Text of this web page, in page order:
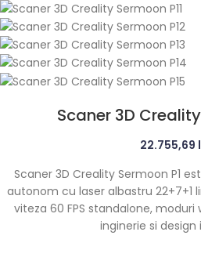
Scaner 3D
22.755,69
Scaner 3D Creality Sermoon P1
autonom cu laser albastru 22+7+1
viteza 60 FPS standalone, moduri
inginerie si design